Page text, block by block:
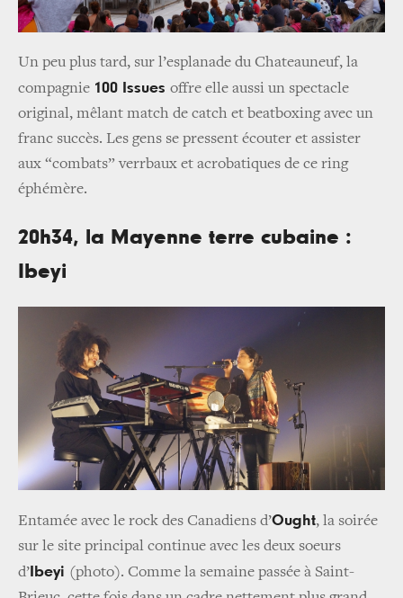
Un peu plus tard, sur l’esplanade du Chateauneuf, la
compagnie 100 Issues offre elle aussi un spectacle
original, mêlant match de catch et beatboxing avec un
franc succès. Les gens se pressent écouter et assister
aux “combats” verrbaux et acrobatiques de ce ring
éphémère.
20h34, la Mayenne terre cubaine :
Ibeyi
Entamée avec le rock des Canadiens d’Ought, la soirée
sur le site principal continue avec les deux soeurs
d’ Ibeyi (photo). Comme la semaine passée à Saint-